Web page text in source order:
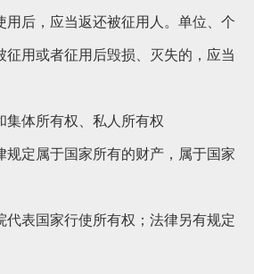
用后，应当返还被征用人。单位、个
征用或者征用后毁损、灭失的，应当
体所有权、私人所有权
属于国家所有的财产，属于国家
表国家行使所有权；法律另有规定